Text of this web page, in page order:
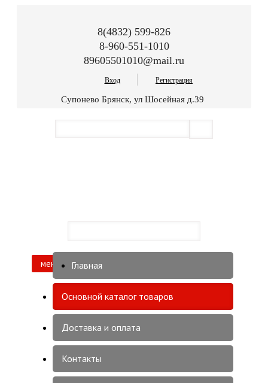
8(4832) 599-826
8-960-551-1010
89605501010@mail.ru
Вход Регистрация
Супонево Брянск, ул Шосейная д.39
меню Главная
Основной каталог товаров
Доставка и оплата
Контакты